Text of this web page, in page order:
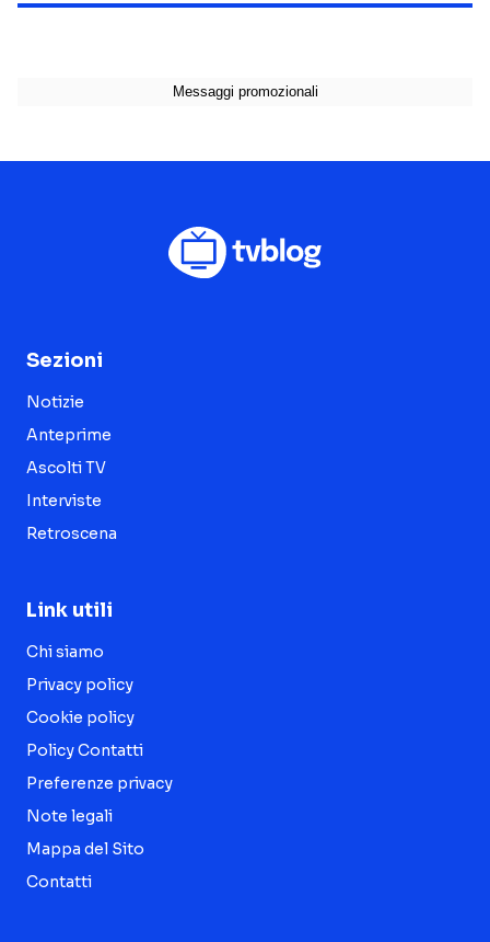
Sezioni
Notizie
Anteprime
Ascolti TV
Interviste
Retroscena
Link utili
Chi siamo
Privacy policy
Cookie policy
Policy Contatti
Preferenze privacy
Note legali
Mappa del Sito
Contatti